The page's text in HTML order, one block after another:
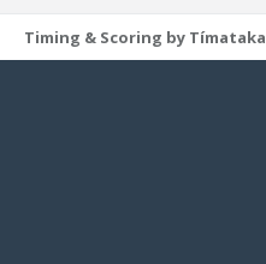
Timing & Scoring by Tímataka